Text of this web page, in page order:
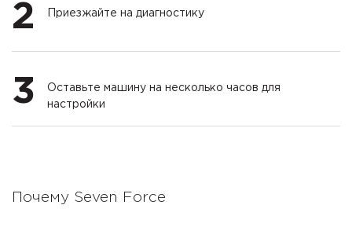
2 Приезжайте на диагностику
3
Оставьте машину на несколько часов для
настройки
Почему Seven Force